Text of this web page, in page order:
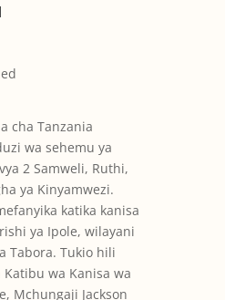
cha Tanzania
wa sehemu ya
2 Samweli, Ruthi,
ya Kinyamwezi.
katika kanisa
ya Ipole, wilayani
Tabora. Tukio hili
wa Kanisa wa
Mchungaji Jackson